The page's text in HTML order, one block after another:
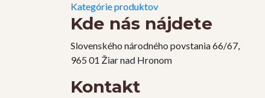
Kategórie produktov
Kde nás nájdete
Slovenského národného povstania 66/67,
965 01 Žiar nad Hronom
Kontakt